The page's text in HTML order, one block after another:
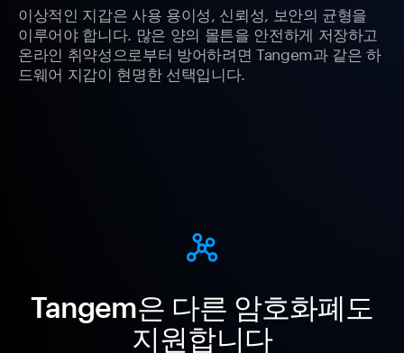
이상적인 지갑은 사용 용이성, 신뢰성, 보안의 균형을
이루어야 합니다. 많은 양의 몰튼을 안전하게 저장하고
온라인 취약성으로부터 방어하려면 Tangem과 같은 하
드웨어 지갑이 현명한 선택입니다.
Tangem은 다른 암호화폐도
지원합니다